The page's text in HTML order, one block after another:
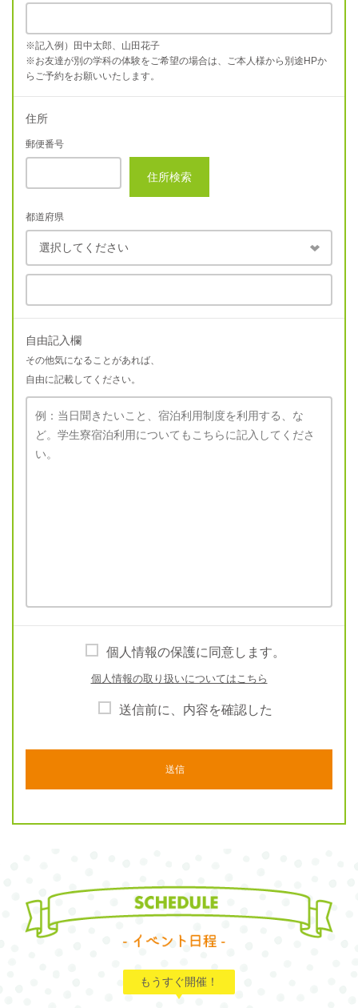
※記入例）田中太郎、山田花子
※お友達が別の学科の体験をご希望の場合は、ご本人様から別途HPか
らご予約をお願いいたします。
住所
郵便番号
住所検索
都道府県
自由記入欄
その他気になることがあれば、
自由に記載してください。
個人情報の保護に同意します。
個人情報の取り扱いについてはこちら
送信前に、内容を確認した
もうすぐ開催！